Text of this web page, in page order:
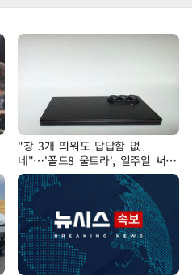
"창 3개 띄워도 답답함 없
네"…'폴드8 울트라', 일주일 써보
니